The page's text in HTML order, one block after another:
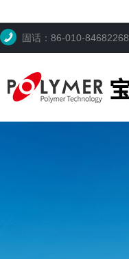
固话：86-010-84682268